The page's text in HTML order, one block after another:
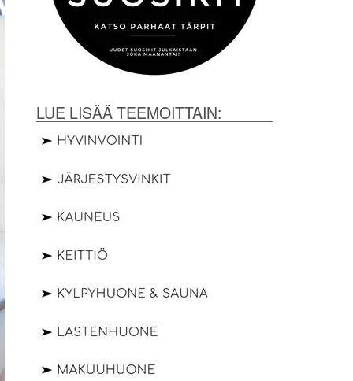
LUE LISÄÄ TEEMOITTAIN: